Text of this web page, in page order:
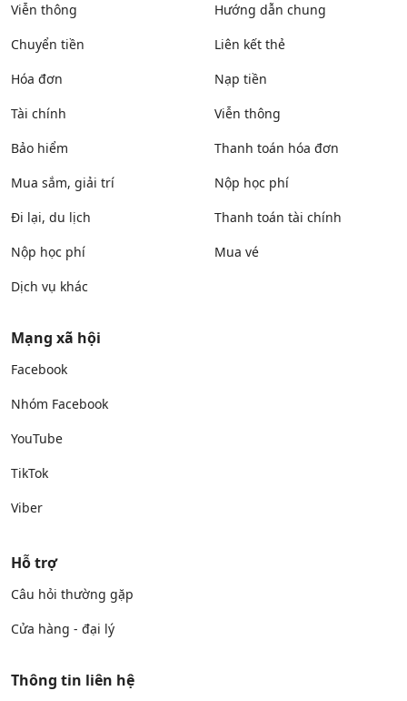
Viễn thông
Chuyển tiền
Hóa đơn
Tài chính
Bảo hiểm
Mua sắm, giải trí
Đi lại, du lịch
Nộp học phí
Dịch vụ khác
Hướng dẫn chung
Liên kết thẻ
Nạp tiền
Viễn thông
Thanh toán hóa đơn
Nộp học phí
Thanh toán tài chính
Mua vé
Mạng xã hội
Facebook
Nhóm Facebook
YouTube
TikTok
Viber
Hỗ trợ
Câu hỏi thường gặp
Cửa hàng - đại lý
Thông tin liên hệ